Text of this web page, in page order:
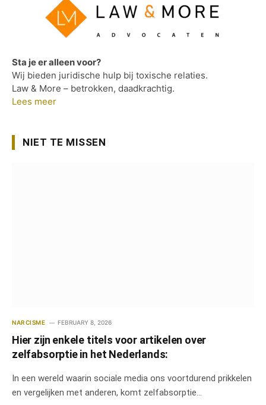
Sta je er alleen voor?
Wij bieden juridische hulp bij toxische relaties.
Law & More – betrokken, daadkrachtig.
Lees meer
NIET TE MISSEN
NARCISME FEBRUARY 8, 2026
Hier zijn enkele titels voor artikelen over
zelfabsorptie in het Nederlands:
In een wereld waarin sociale media ons voortdurend prikkelen
en vergelijken met anderen, komt zelfabsorptie…